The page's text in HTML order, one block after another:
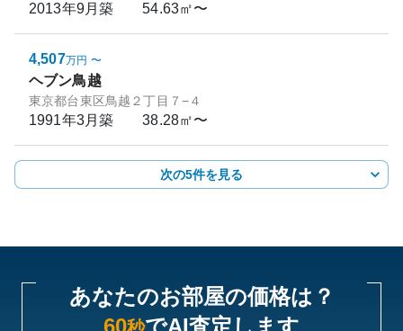
2013年9月築 54.63㎡〜
4,507万円 〜
ヘブン鳥越
東京都台東区鳥越２丁目７−４
1991年3月築 38.28㎡〜
次の5件を見る
あなたのお部屋の価格は？
60
でAI査定します